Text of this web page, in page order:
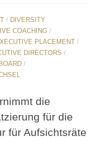
/ DIVERSITY
COACHING /
PLACEMENT /
DIRECTORS /
/
die
für die
für Aufsichtsräte